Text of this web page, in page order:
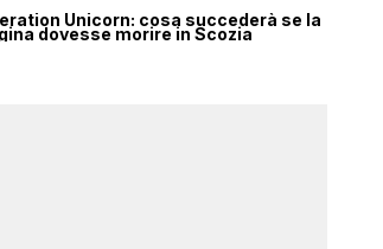
Unicorn: cosa succederà se la
dovesse morire in Scozia